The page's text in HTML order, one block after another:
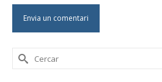
Search
for: